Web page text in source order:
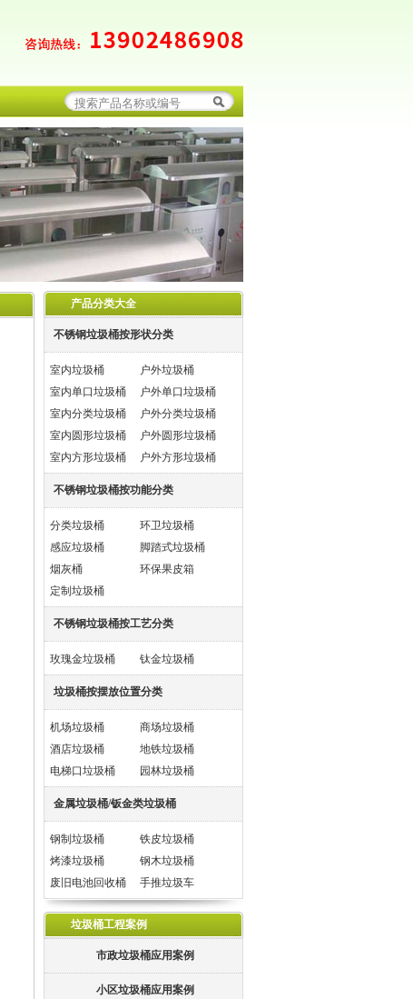
产品分类大全
不锈钢垃圾桶按形状分类
室内垃圾桶
户外垃圾桶
室内单口垃圾桶
户外单口垃圾桶
室内分类垃圾桶
户外分类垃圾桶
室内圆形垃圾桶
户外圆形垃圾桶
室内方形垃圾桶
户外方形垃圾桶
不锈钢垃圾桶按功能分类
分类垃圾桶
环卫垃圾桶
感应垃圾桶
脚踏式垃圾桶
烟灰桶
环保果皮箱
定制垃圾桶
不锈钢垃圾桶按工艺分类
玫瑰金垃圾桶 钛金垃圾桶
垃圾桶按摆放位置分类
机场垃圾桶
商场垃圾桶
酒店垃圾桶
地铁垃圾桶
电梯口垃圾桶
园林垃圾桶
金属垃圾桶/钣金类垃圾桶
钢制垃圾桶
铁皮垃圾桶
烤漆垃圾桶
钢木垃圾桶
废旧电池回收桶
手推垃圾车
垃圾桶工程案例
市政垃圾桶应用案例
小区垃圾桶应用案例